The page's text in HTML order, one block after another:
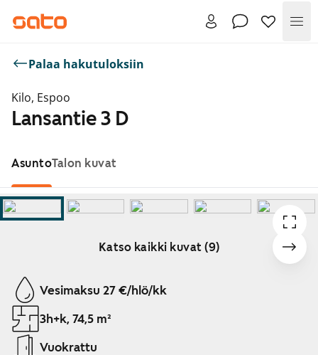
Palaa hakutuloksiin
Kilo, Espoo
Lansantie 3 D
AsuntoTalon kuvat
Katso kaikki kuvat (9)
Näytetään dia 1 / 9
Vesimaksu 27 €/hlö/kk
3h+k, 74,5 m²
Vuokrattu